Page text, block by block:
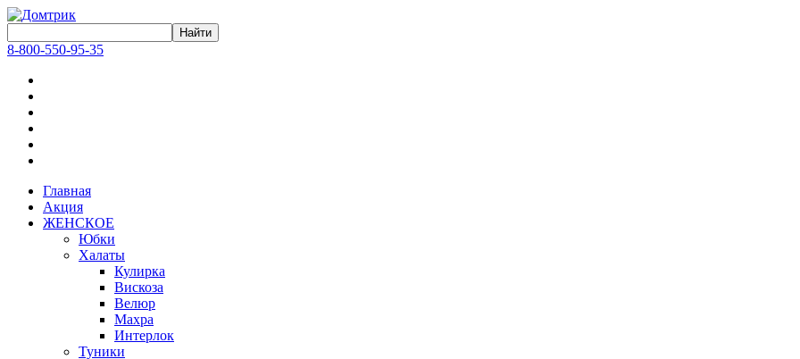
8-800-550-95-35
Главная
Акция
ЖЕНСКОЕ
Юбки
Халаты
Кулирка
Вискоза
Велюр
Махра
Интерлок
Туники